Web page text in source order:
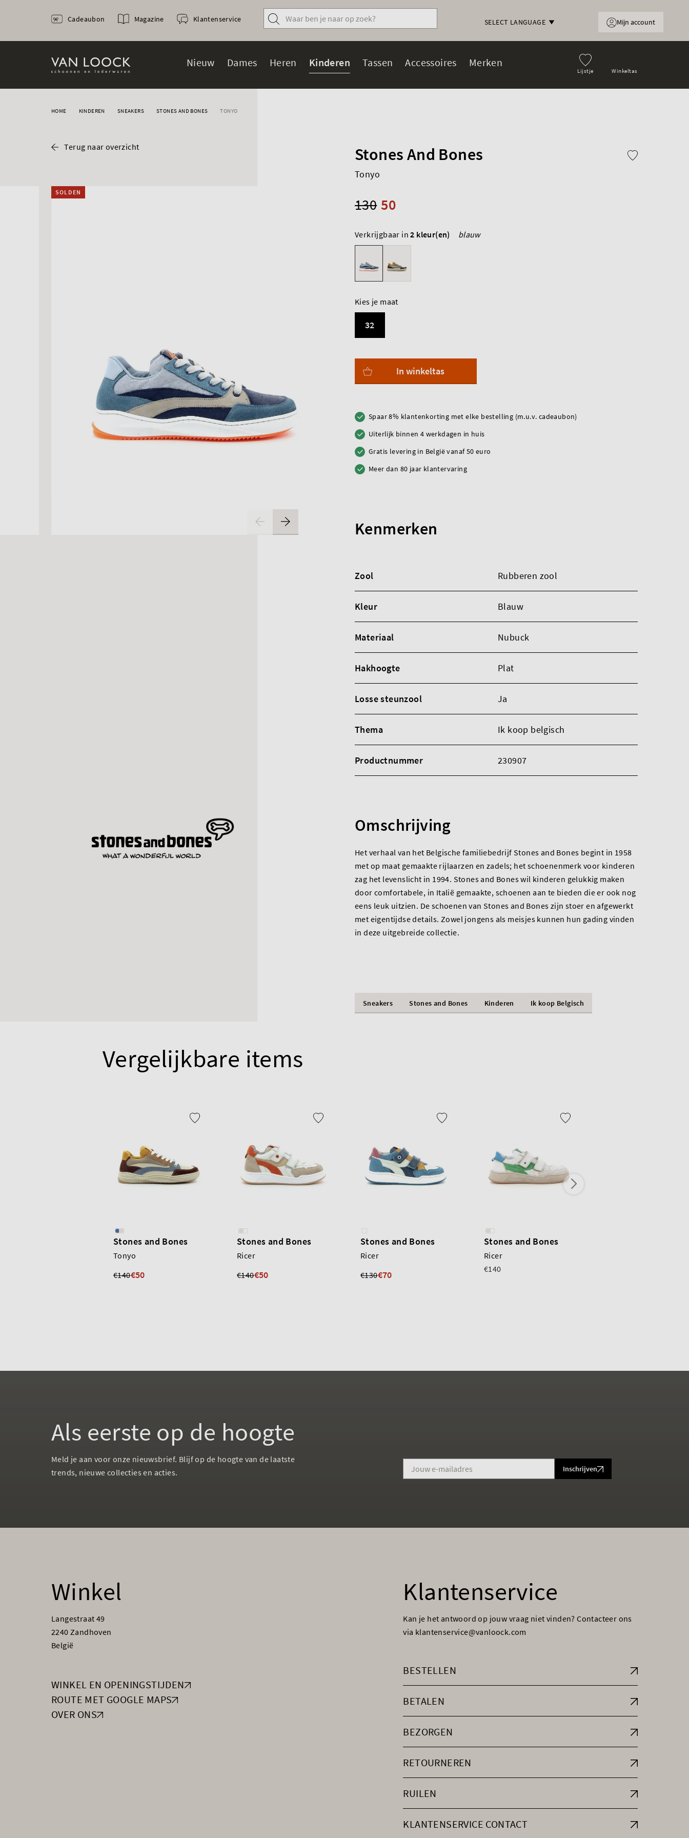
SELECT LANGUAGE
Lijstje Winkeltas
Nieuw Dames Heren Kinderen Tassen Accessoires Merken
Cadeaubon Magazine Klantenservice Mijn account
HOME KINDEREN SNEAKERS STONES AND BONES TONYO
Terug naar overzicht
SOLDEN
Stones And Bones
Tonyo
50
130
Verkrijgbaar in2 kleur(en) blauw
Kies je maat
32
In winkeltas
Spaar 8% klantenkorting met elke bestelling (m.u.v. cadeaubon)
Uiterlijk binnen 4 werkdagen in huis
Gratis levering in België vanaf 50 euro
Meer dan 80 jaar klantervaring
Kenmerken
Zool Rubberen zool
Kleur Blauw
Materiaal Nubuck
Hakhoogte Plat
Losse steunzool Ja
Thema Ik koop belgisch
Productnummer 230907
Omschrijving
Het verhaal van het Belgische familiebedrijf Stones and Bones begint in 1958
met op maat gemaakte rijlaarzen en zadels; het schoenenmerk voor kinderen
zag het levenslicht in 1994. Stones and Bones wil kinderen gelukkig maken
door comfortabele, in Italië gemaakte, schoenen aan te bieden die er ook nog
eens leuk uitzien. De schoenen van Stones and Bones zijn stoer en afgewerkt
met eigentijdse details. Zowel jongens als meisjes kunnen hun gading vinden
in deze uitgebreide collectie.
Sneakers Stones and Bones Kinderen Ik koop Belgisch
Vergelijkbare items
Stones and Bones
Tonyo
€140€50
Stones and Bones
Ricer
€140€50
Stones and Bones
Ricer
€130€70
Stones and Bones
Ricer
€140
Als eerste op de hoogte
Meld je aan voor onze nieuwsbrief. Blijf op de hoogte van de laatste
trends, nieuwe collecties en acties.
Inschrijven
Winkel
Langestraat 49
2240 Zandhoven
België
WINKEL EN OPENINGSTIJDEN
ROUTE MET GOOGLE MAPS
OVER ONS
Klantenservice
Kan je het antwoord op jouw vraag niet vinden? Contacteer ons
via klantenservice@vanloock.com
BESTELLEN
BETALEN
BEZORGEN
RETOURNEREN
RUILEN
KLANTENSERVICE CONTACT